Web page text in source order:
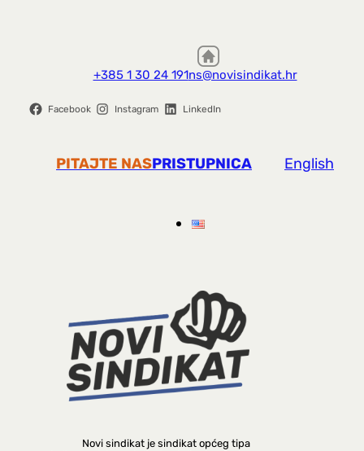
+385 1 30 24 191ns@novisindikat.hr
Facebook Instagram LinkedIn
PITAJTE NASPRISTUPNICA English
Novi sindikat je sindikat općeg tipa